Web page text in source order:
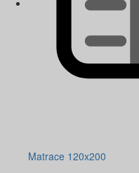
Matrace 120x200